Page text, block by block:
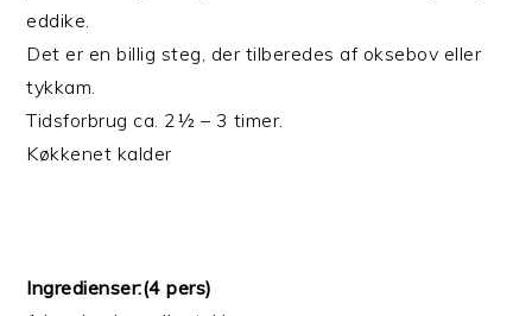
eddike.
Det er en billig steg, der tilberedes af oksebov eller
tykkam.
Tidsforbrug ca. 2½ – 3 timer.
Køkkenet kalder
Ingredienser:(4 pers)